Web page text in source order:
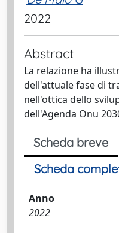
2022
Abstract
La relazione ha
dell'attuale fase di
nell'ottica dello
dell'Agenda Onu
Scheda breve
Scheda
Anno
2022